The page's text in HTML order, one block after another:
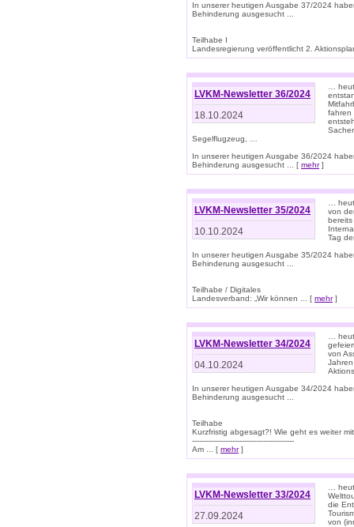
In unserer heutigen Ausgabe 37/2024
Behinderung ausgesucht ...
Teilhabe I
Landesregierung veröffentlicht 2.
LVKM-Newsletter 36/2024
18.10.2024
…
fahren
Segelflugzeug, …
In unserer heutigen Ausgabe 36/2024
Behinderung ausgesucht ... [ mehr]
LVKM-Newsletter 35/2024
10.10.2024
…
von
bereits
Tag
In unserer heutigen Ausgabe 35/2024
Behinderung ausgesucht ...
Teilhabe / Digitales
Landesverband: „Wir können ... [ mehr]
LVKM-Newsletter 34/2024
04.10.2024
…
von
In unserer heutigen Ausgabe 34/2024
Behinderung ausgesucht ...
Teilhabe
Kurzfristig abgesagt?! Wie geht es weiter
-------------------------------------------
Am ... [ mehr]
LVKM-Newsletter 33/2024
27.09.2024
…
die
von